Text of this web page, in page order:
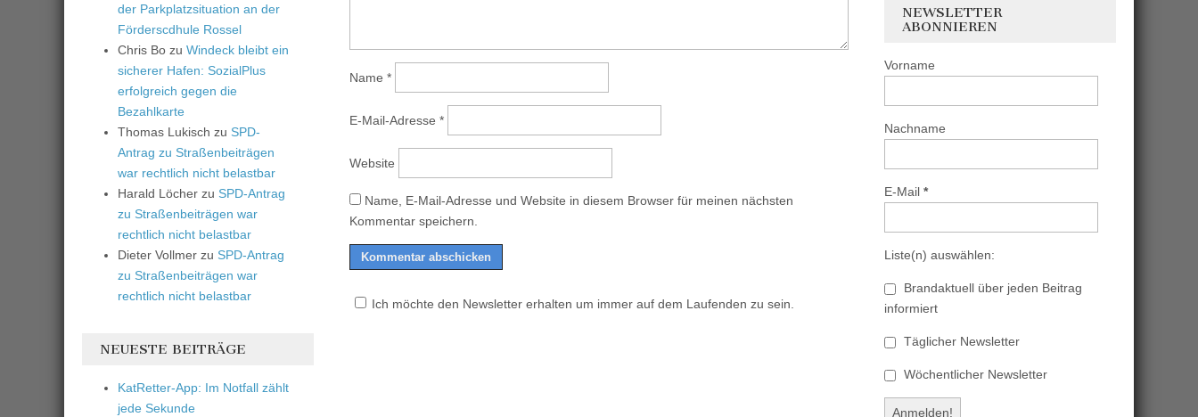
Name *
E-Mail-Adresse *
Website
Name, E-Mail-Adresse und Website in diesem Browser für meinen nächsten
Kommentar speichern.
Ich möchte den Newsletter erhalten um immer auf dem Laufenden zu sein.
der Parkplatzsituation an der
Förderscdhule Rossel
Chris Bo zu Windeck bleibt ein
sicherer Hafen: SozialPlus
erfolgreich gegen die
Bezahlkarte
Thomas Lukisch zu SPD-
Antrag zu Straßenbeiträgen
war rechtlich nicht belastbar
Harald Löcher zu SPD-Antrag
zu Straßenbeiträgen war
rechtlich nicht belastbar
Dieter Vollmer zu SPD-Antrag
zu Straßenbeiträgen war
rechtlich nicht belastbar
NEUESTE BEITRÄGE
KatRetter-App: Im Notfall zählt
jede Sekunde
NEWSLETTER
ABONNIEREN
Vorname
Nachname
E-Mail *
Liste(n) auswählen:
Brandaktuell über jeden Beitrag
informiert
Täglicher Newsletter
Wöchentlicher Newsletter